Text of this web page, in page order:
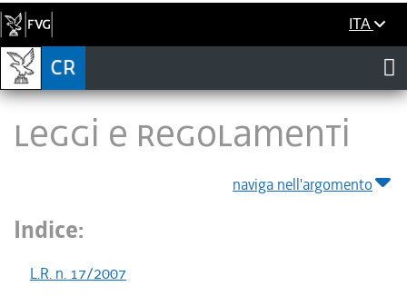
ITA
LEGGI E REGOLAMENTI
naviga nell'argomento
Indice:
L.R. n. 17/2007